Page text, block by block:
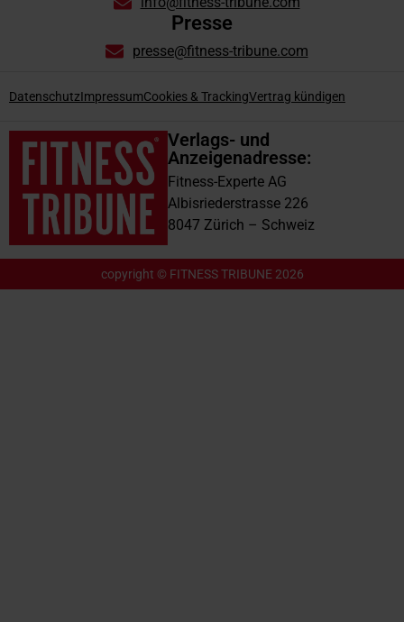
Verlags- und
Anzeigenadresse:
Fitness-Experte AG
Albisriederstrasse 226
8047 Zürich – Schweiz
Presse
presse@fitness-tribune.com
DatenschutzImpressumCookies & TrackingVertrag kündigen
copyright © FITNESS TRIBUNE 2026